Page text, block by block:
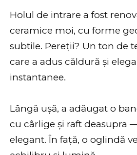
Holul de intrare a fost
ceramice moi, cu forme
subtile. Pereții? Un ton de
care a adus căldură și
instantanee.
Lângă ușă, a adăugat o
cu cârlige și raft deasupra
elegant. În față, o oglindă